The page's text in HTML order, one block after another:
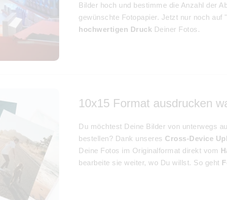
Bilder hoch und bestimme die Anzahl der
gewünschte Fotopapier. Jetzt nur noch
hochwertigen Druck Deiner Fotos.
10x15 Format ausdrucken
Du möchtest Deine Bilder von unterwegs
bestellen? Dank unseres Cross-Device
Deine Fotos im Originalformat direkt vom
bearbeite sie weiter, wo Du willst. So geht